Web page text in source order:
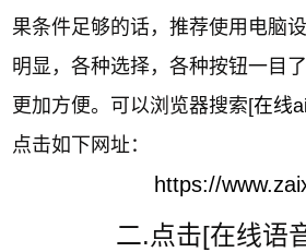
果条件足够的话，推荐使用电脑
明显，各种选择，各种按钮一目
更加方便。可以浏览器搜索[在线
点击如下网址：
https://
二.点击[在线语